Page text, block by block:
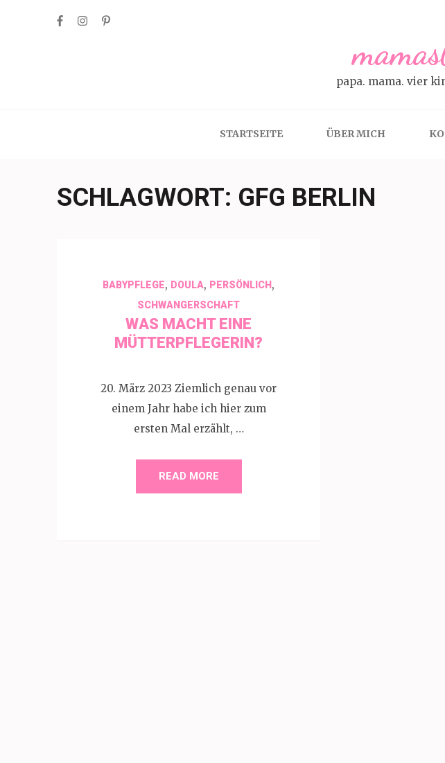
papa. mama. vier
STARTSEITE ÜBER MICH
SCHLAGWORT: GFG BERLIN
BABYPFLEGE, DOULA, PERSÖNLICH ,
SCHWANGERSCHAFT
WAS MACHT EINE
MÜTTERPFLEGERIN?
20. März 2023 Ziemlich genau vor
einem Jahr habe ich hier zum
ersten Mal erzählt, …
READ MORE